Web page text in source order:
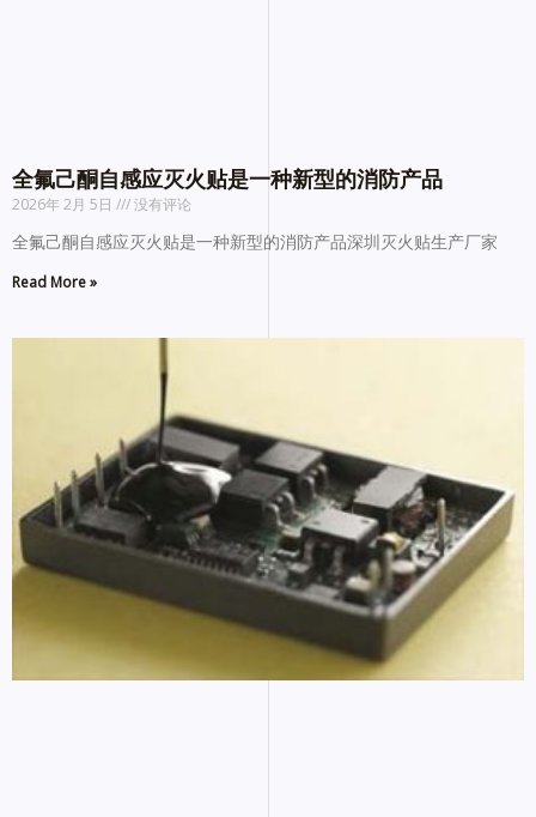
全氟己酮自感应灭火贴是一种新型的消防产品
2026年 2月 5日 没有评论
全氟己酮自感应灭火贴是一种新型的消防产品深圳灭火贴生产厂家
Read More »